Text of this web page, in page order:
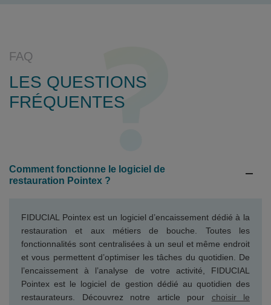
FAQ
LES QUESTIONS
FRÉQUENTES
Comment fonctionne le logiciel de
restauration Pointex ?
FIDUCIAL Pointex est un logiciel d’encaissement dédié à la
restauration et aux métiers de bouche. Toutes les
fonctionnalités sont centralisées à un seul et même endroit
et vous permettent d’optimiser les tâches du quotidien. De
l’encaissement à l’analyse de votre activité, FIDUCIAL
Pointex est le logiciel de gestion dédié au quotidien des
restaurateurs. Découvrez notre article pour choisir le